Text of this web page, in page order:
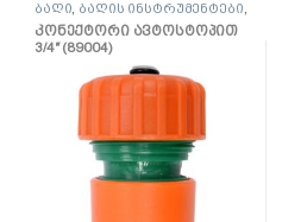
ბაღი ბაღის ინსტრუმენტები
სარწყავი და შლანგი
კონექტორი ავტოსტოპით
3/4″ (89004)